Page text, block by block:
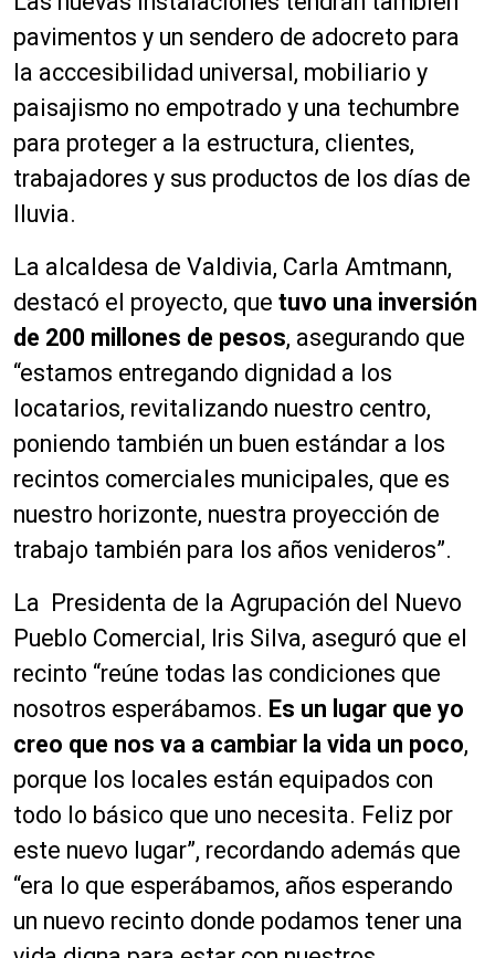
pavimentos y un sendero de adocreto para
la acccesibilidad universal, mobiliario y
paisajismo no empotrado y una techumbre
para proteger a la estructura, clientes,
trabajadores y sus productos de los días de
lluvia.
La alcaldesa de Valdivia, Carla Amtmann,
destacó el proyecto, que tuvo una inversión
de 200 millones de pesos, asegurando que
“estamos entregando dignidad a los
locatarios, revitalizando nuestro centro,
poniendo también un buen estándar a los
recintos comerciales municipales, que es
nuestro horizonte, nuestra proyección de
trabajo también para los años venideros”.
La Presidenta de la Agrupación del Nuevo
Pueblo Comercial, Iris Silva, aseguró que el
recinto “reúne todas las condiciones que
nosotros esperábamos. Es un lugar que yo
creo que nos va a cambiar la vida un poco,
porque los locales están equipados con
todo lo básico que uno necesita. Feliz por
este nuevo lugar”, recordando además que
“era lo que esperábamos, años esperando
un nuevo recinto donde podamos tener una